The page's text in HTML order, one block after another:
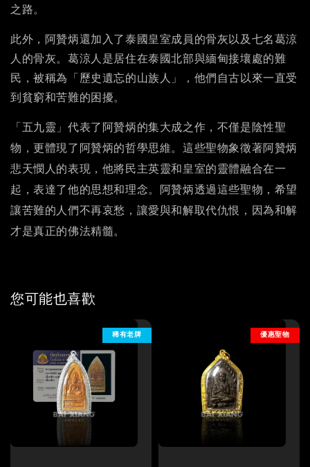
之路。
此外，阿贊炳還加入了泰國皇室成員的骨灰以及七名葛涼
人的骨灰。葛涼人是居住在泰國北部與緬甸接壤處的難
民，被稱為「歷史遺忘的山族人」，他們自古以來一直受
到貧窮和苦難的困擾。
「五九靈」代表了阿贊炳的集大成之作，不僅是陰性聖
物，更體現了阿贊炳的哲學思維。這些聖物象徵著阿贊炳
悲天憫人的表現，他將民主英靈和皇室的靈體融合在一
起，表達了他的思想和理念。阿贊炳透過這些聖物，希望
讓苦難的人們不再哀愁，讓愛與和解取代仇恨，因為和解
才是真正的佛法精髓。
您可能也喜歡
稀有老牌 優惠聖物